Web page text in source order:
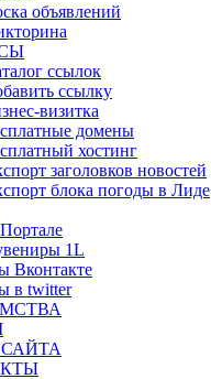
объявлений
ссылок
ссылку
визитка
домены
хостинг
заголовков новостей
блока погоды в Лиде
1L
Вконтакте
в twitter